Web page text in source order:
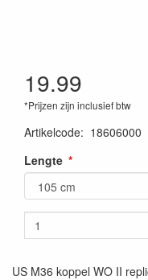
19.99
*Prijzen zijn inclusief btw
Artikelcode: 18606000
Lengte
US M36 koppel WO II